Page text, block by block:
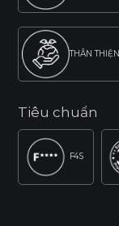
THÂN
Tiêu chuẩn
F4S